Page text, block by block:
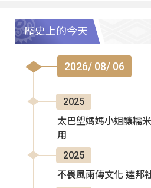
歷史上的今天
2026/ 08/ 06
2025
太巴塱媽媽小姐釀糯
用
2025
不畏風雨傳文化 達邦